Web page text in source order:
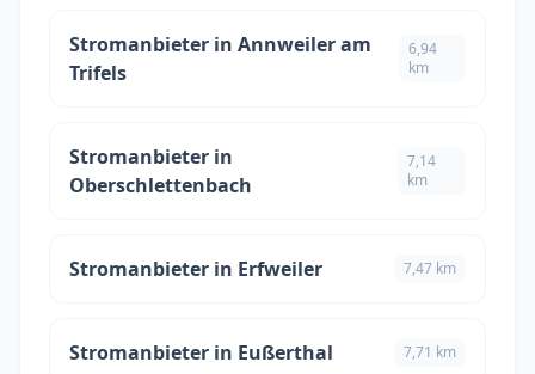
Stromanbieter in Annweiler am
Trifels
6,94
km
Stromanbieter in
Oberschlettenbach
7,14
km
Stromanbieter in Erfweiler 7,47 km
Stromanbieter in Eußerthal 7,71 km